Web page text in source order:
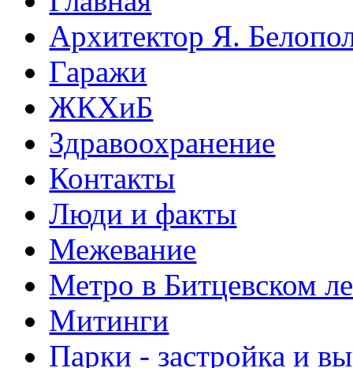
Архитектор Я.
Гаражи
ЖКХиБ
Здравоохранение
Контакты
Люди и факты
Межевание
Метро в Битцевском
Митинги
Парки - застройка и